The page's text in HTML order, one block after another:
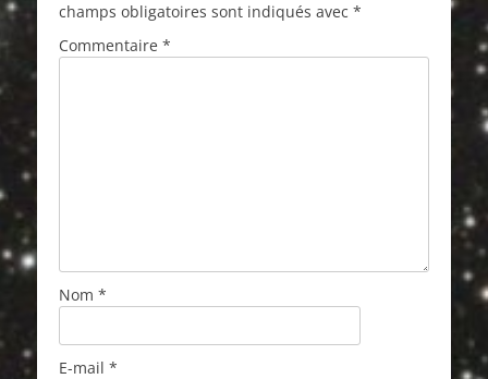
champs obligatoires sont indiqués avec *
Commentaire *
Nom *
E-mail *